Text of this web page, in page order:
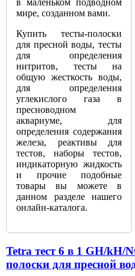
в маленьком подводном
мире, созданном вами.
Купить тесты-полоски
для пресной воды, тесты
для определения
нитритов, тесты на
общую жесткость воды,
для определения
углекислого газа в
пресноводном
аквариуме, для
определения содержания
железа, реактивы для
тестов, наборы тестов,
индикаторную жидкость
и прочие подобные
товары вы можете в
данном разделе нашего
онлайн-каталога.
Tetra тест 6 в 1 GH/kH/
полоски для пресной